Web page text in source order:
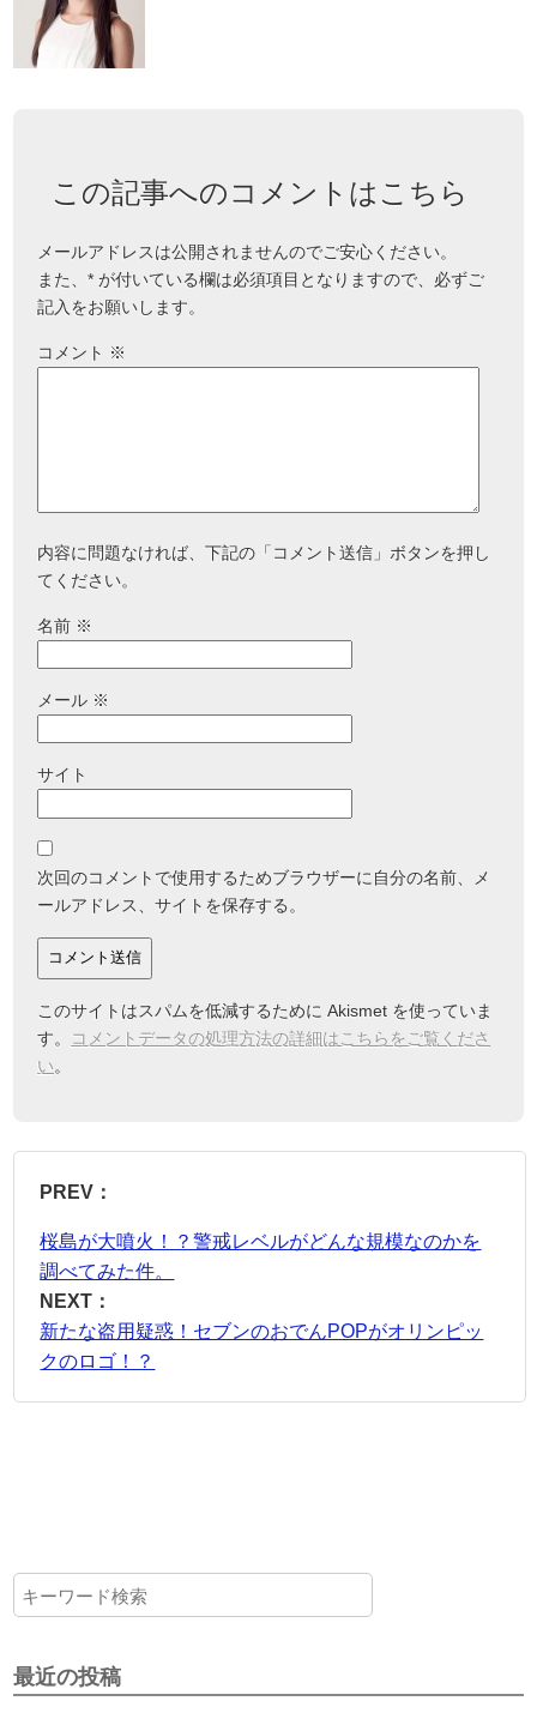
この記事へのコメントはこちら
メールアドレスは公開されませんのでご安心ください。
また、* が付いている欄は必須項目となりますので、必ずご
記入をお願いします。
コメント ※
内容に問題なければ、下記の「コメント送信」ボタンを押し
てください。
名前 ※
メール ※
サイト
次回のコメントで使用するためブラウザーに自分の名前、メ
ールアドレス、サイトを保存する。
このサイトはスパムを低減するために Akismet を使っていま
す。
コメントデータの処理方法の詳細はこちらをご覧くださ
い。
PREV：
桜島が大噴火！？警戒レベルがどんな規模なのかを
調べてみた件。
NEXT：
新たな盗用疑惑！セブンのおでんPOPがオリンピッ
クのロゴ！？
最近の投稿